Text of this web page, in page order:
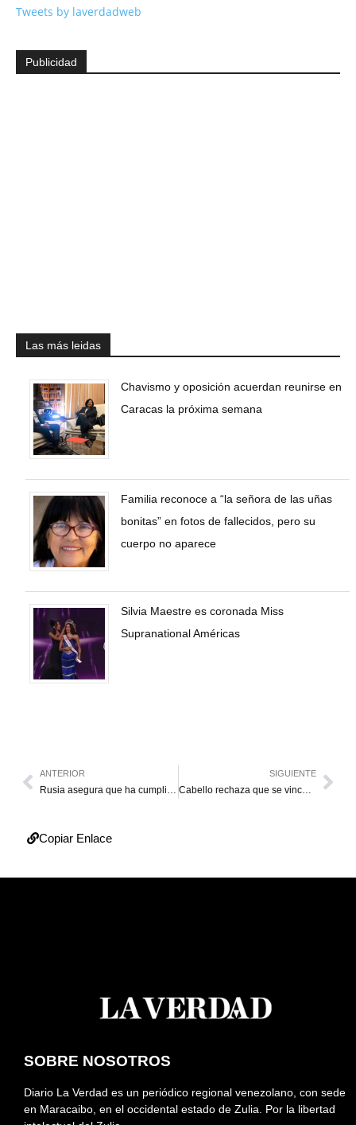
Tweets by laverdadweb
Publicidad
Las más leidas
Chavismo y oposición acuerdan reunirse en
Caracas la próxima semana
Familia reconoce a “la señora de las uñas
bonitas” en fotos de fallecidos, pero su
cuerpo no aparece
Silvia Maestre es coronada Miss
Supranational Américas
ANTERIOR
Rusia asegura que ha cumplido con las exigencias de la AMA
SIGUIENTE
Cabello rechaza que se vincule a Venezuela con ataque en Bogotá
Copiar Enlace
SOBRE NOSOTROS
Diario La Verdad es un periódico regional venezolano, con sede
en Maracaibo, en el occidental estado de Zulia. Por la libertad